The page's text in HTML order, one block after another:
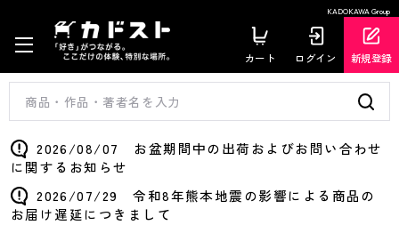
KADOKAWA Group
カート ログイン 新規登録
2026/08/07 お盆期間中の出荷およびお問い合わせ
に関するお知らせ
2026/07/29 令和8年熊本地震の影響による商品の
お届け遅延につきまして